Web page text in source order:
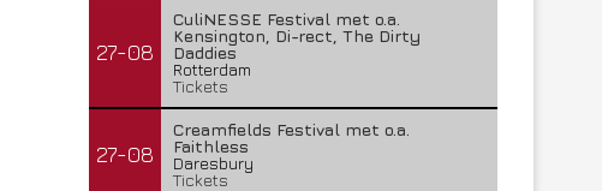
27-08
CuliNESSE Festival met o.a.
Kensington, Di-rect, The Dirty
Daddies
Rotterdam
Tickets
27-08
Creamfields Festival met o.a.
Faithless
Daresbury
Tickets